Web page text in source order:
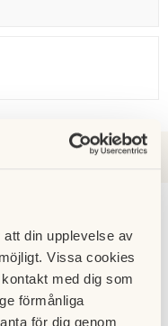
din upplevelse av
Vissa cookies
med dig som
förmånliga
för dig genom